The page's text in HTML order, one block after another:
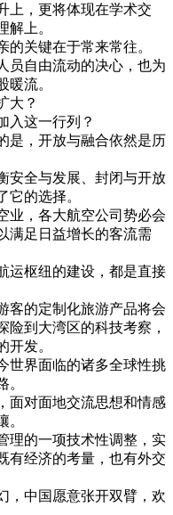
上 ， 更将体现在学术交
解上。
的关键在于常来常往。
员自由流动的决心 ， 也为
暖流。
大 ？
入这一行列 ？
是 ， 开放与融合依然是历
安全与发展、 封闭与开放
它的选择。
业 ， 各大航空公司 势必会
满足 日益增长的客流需
运枢纽 的建设 ， 都是直接
客的定制 化旅游产品将会
险到 大湾区的科技考察 ，
开发。
世界面临的诸多全球性挑
。
， 面对面地交流思想和情感
。
理的一项技术性调整 ， 实
有经济的考量 ， 也有外交
， 中国愿意张开双臂 ， 欢